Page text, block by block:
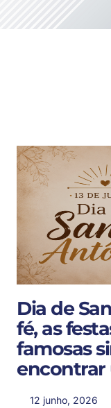
Dia de
fé, as
famosas
12 junho, 2026